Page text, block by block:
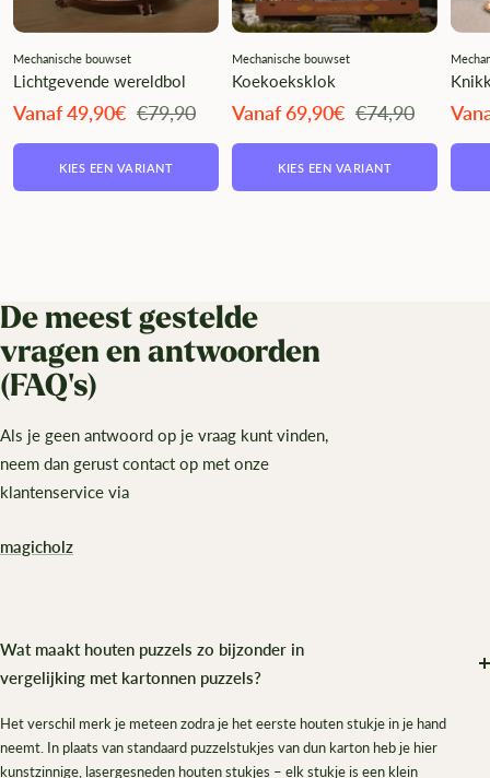
Mechanische bouwset
Lichtgevende wereldbol
Angebotspreis
Vanaf 49,90€ Regulärer
€79,90
KIES EEN VARIANT
Mechanische bouwset
Koekoeksklok
Angebotspreis
Vanaf 69,90€ Regulärer
€74,90
KIES EEN VARIANT
De meest gestelde
vragen en antwoorden
(FAQ's)
Als je geen antwoord op je vraag kunt vinden,
neem dan gerust contact op met onze
klantenservice via
magicholz
Wat maakt houten puzzels zo bijzonder in
vergelijking met kartonnen puzzels?
Het verschil merk je meteen zodra je het eerste houten stukje in je hand
neemt. In plaats van standaard puzzelstukjes van dun karton heb je hier
kunstzinnige, lasergesneden houten stukjes – elk stukje is een klein